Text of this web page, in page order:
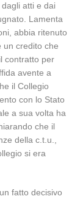
atti e dai
Lamenta
abbia ritenuto
un credito che
contratto per
avente a
il Collegio
con lo Stato
a sua volta ha
che il
della c.t.u.,
si era
fatto decisivo